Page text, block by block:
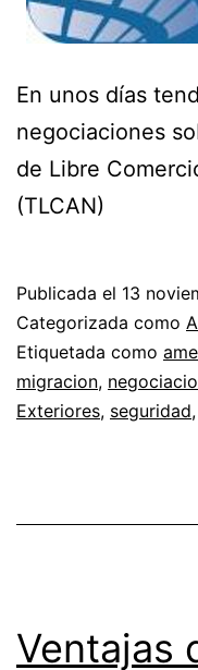
En unos días
negociaciones
de Libre
(TLCAN)
Publicada el 13
Categorizada como
Etiquetada como
migracion,
Exteriores, seguridad,
Ventajas